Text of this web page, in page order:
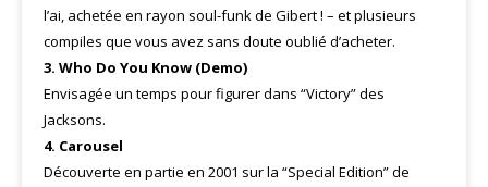
l’ai, achetée en rayon soul-funk de Gibert ! – et plusieurs
compiles que vous avez sans doute oublié d’acheter.
3. Who Do You Know (Demo)
Envisagée un temps pour figurer dans “Victory” des
Jacksons.
4. Carousel
Découverte en partie en 2001 sur la “Special Edition” de